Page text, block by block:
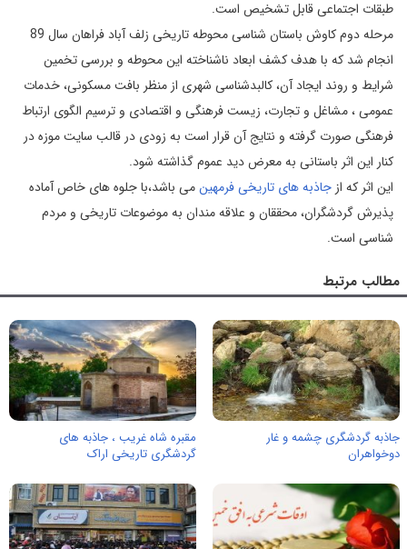
طبقات اجتماعی قابل تشخيص است.
مرحله دوم كاوش باستان شناسی محوطه تاريخی زلف آباد فراهان سال 89
انجام شد كه با هدف كشف ابعاد ناشناخته اين محوطه و بررسی تخمين
شرايط و روند ايجاد آن، كالبدشناسی شهری از منظر بافت مسكونی، خدمات
عمومی ، مشاغل و تجارت، زيست فرهنگی و اقتصادی و ترسيم الگوی ارتباط
فرهنگی صورت گرفته و نتايج آن قرار است به زودی در قالب سايت موزه در
كنار اين اثر باستانی به معرض ديد عموم گذاشته شود.
اين اثر که از جاذبه های تاريخی فرمهینمی باشد،با جلوه های خاص آماده
پذيرش گردشگران، محققان و علاقه مندان به موضوعات تاريخی و مردم
شناسی است.
مطالب مرتبط
جاذبه گردشگری چشمه و غار
دوخواهران
مقبره‌ شاه غریب ، جاذبه های
گردشگری تاریخی اراک